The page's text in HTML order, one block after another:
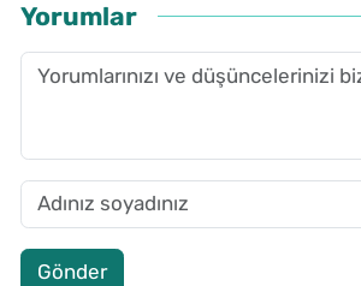
Yorumlar
Gönder